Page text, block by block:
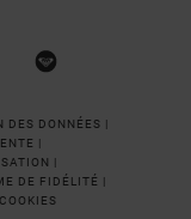
DES DONNÉES |
|
|
DE FIDÉLITÉ |